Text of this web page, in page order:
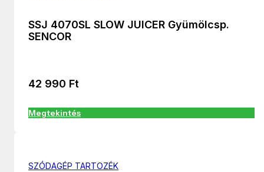
SSJ 4070SL SLOW JUICER Gyümölcsp.
SENCOR
42 990 Ft
Megtekintés
SZÓDAGÉP TARTOZÉK